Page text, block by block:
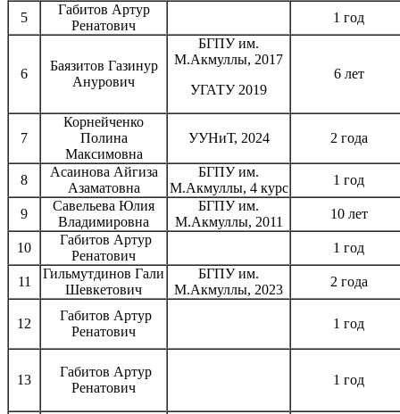
5
Габитов Артур
Ренатович
1 год
6
Баязитов Газинур
Анурович
БГПУ им.
М.Акмуллы, 2017
УГАТУ 2019
6 лет
7
Корнейченко
Полина
Максимовна
УУНиТ, 2024 2 года
8
Асаинова Айгиза
Азаматовна
БГПУ им.
М.Акмуллы, 4 курс
1 год
9
Савельева Юлия
Владимировна
БГПУ им.
М.Акмуллы, 2011
10 лет
10
Габитов Артур
Ренатович
1 год
11
Гильмутдинов Гали
Шевкетович
БГПУ им.
М.Акмуллы, 2023
2 года
12
Габитов Артур
Ренатович
1 год
13
Габитов Артур
Ренатович
1 год